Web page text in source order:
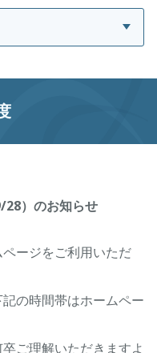
28）のお知らせ
ージをご利用いただ
の時間帯はホームペー
ご理解いただきますよ